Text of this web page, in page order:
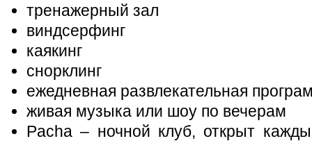
тренажерный зал
виндсерфинг
каякинг
снорклинг
ежедневная развлекательная
живая музыка или шоу по вечерам
Pacha – ночной клуб, открыт